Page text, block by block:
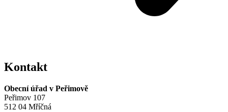
Kontakt
Obecní úřad v Peřimově
Peřimov 107
512 04 Mříčná